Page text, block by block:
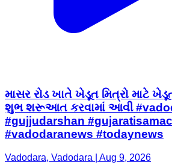
માસર રોડ ખાતે ખેડૂત મિત્રો માટે
શુભ શરૂઆત કરવામાં આવી
#gujjudarshan
#vadodaranews #todaynews
Vadodara, Vadodara | Aug 9, 2026